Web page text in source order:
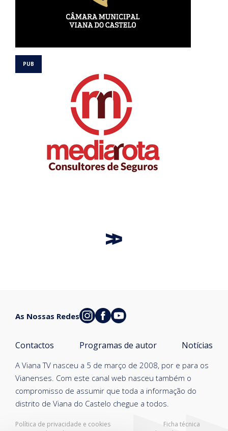
Política de privacidade e cookies
Ficha técnica
A Viana TV nasceu a 5 de março de 2008, por e para os
Vianenses. Com este canal web nasceu também o
compromisso de assumir que toda a informação do
distrito de Viana do Castelo chegue a todos.
Contactos Programas de autor Notícias
As Nossas Redes